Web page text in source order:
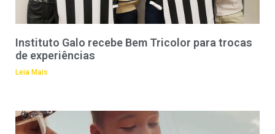
Instituto Galo recebe Bem Tricolor para trocas
de experiências
Leia Mais